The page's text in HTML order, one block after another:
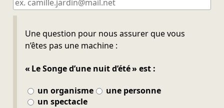
Une question pour nous assurer que vous
n’êtes pas une machine :
« Le Songe d’une nuit d’été » est :
un organisme
une personne
un spectacle
Ne pas remplir